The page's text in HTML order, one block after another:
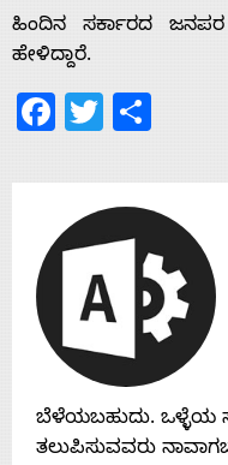
Us
Advertise
With
Contact
Us
ಹಿಂದಿನ ಸರ್ಕಾರದ ಜನಪರ
ಹೇಳಿದ್ದಾರೆ.
Facebook
Twitter
ಬೆಳೆಯಬಹುದು. ಒಳ್ಳೆಯ
ತಲುಪಿಸುವವರು